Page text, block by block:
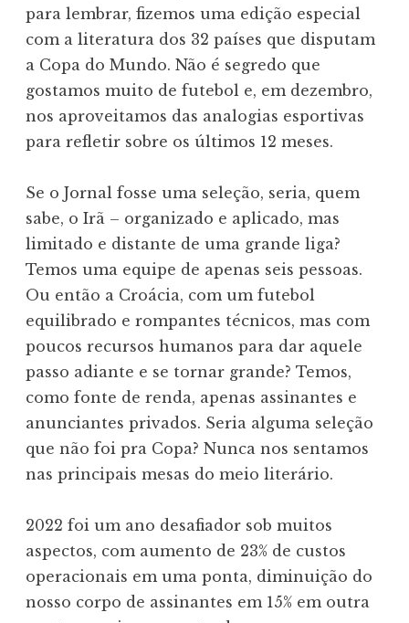
para lembrar, fizemos uma edição especial
com a literatura dos 32 países que disputam
a Copa do Mundo. Não é segredo que
gostamos muito de futebol e, em dezembro,
nos aproveitamos das analogias esportivas
para refletir sobre os últimos 12 meses.
Se o Jornal fosse uma seleção, seria, quem
sabe, o Irã – organizado e aplicado, mas
limitado e distante de uma grande liga?
Temos uma equipe de apenas seis pessoas.
Ou então a Croácia, com um futebol
equilibrado e rompantes técnicos, mas com
poucos recursos humanos para dar aquele
passo adiante e se tornar grande? Temos,
como fonte de renda, apenas assinantes e
anunciantes privados. Seria alguma seleção
que não foi pra Copa? Nunca nos sentamos
nas principais mesas do meio literário.
2022 foi um ano desafiador sob muitos
aspectos, com aumento de 23% de custos
operacionais em uma ponta, diminuição do
nosso corpo de assinantes em 15% em outra